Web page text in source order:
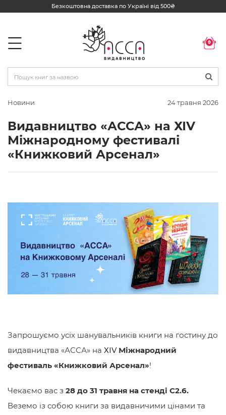
Безкоштовна доставка по Україні від 500₴
0
Новини 24 травня 2026
Видавництво «АССА» на ХІV
Міжнародному фестивалі
«Книжковий Арсенал»
Запрошуємо усіх шанувальників книги на гостину до
видавництва «АССА» на ХІVМіжнародний
фестиваль «Книжковий Арсенал»!
Чекаємо вас з 28 до 31 травня на стенді С2.6.
Веземо із собою книги за видавничими цінами та